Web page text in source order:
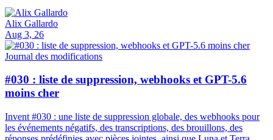
Alix Gallardo
Aug 3, 26
Journal des modifications
#030 : liste de suppression, webhooks et GPT-5.6
moins cher
Invent #030 : une liste de suppression globale, des webhooks pour
les événements négatifs, des transcriptions, des brouillons, des